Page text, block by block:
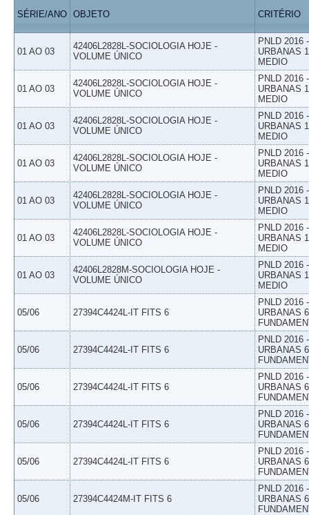
SÉRIE/ANO OBJETO CRITÉRIO
01 AO 03
42406L2828L-SOCIOLOGIA HOJE -
VOLUME ÚNICO
PNLD 2016
URBANAS
MEDIO
01 AO 03
42406L2828L-SOCIOLOGIA HOJE -
VOLUME ÚNICO
PNLD 2016
URBANAS
MEDIO
01 AO 03
42406L2828L-SOCIOLOGIA HOJE -
VOLUME ÚNICO
PNLD 2016
URBANAS
MEDIO
01 AO 03
42406L2828L-SOCIOLOGIA HOJE -
VOLUME ÚNICO
PNLD 2016
URBANAS
MEDIO
01 AO 03
42406L2828L-SOCIOLOGIA HOJE -
VOLUME ÚNICO
PNLD 2016
URBANAS
MEDIO
01 AO 03
42406L2828L-SOCIOLOGIA HOJE -
VOLUME ÚNICO
PNLD 2016
URBANAS
MEDIO
01 AO 03
42406L2828M-SOCIOLOGIA HOJE -
VOLUME ÚNICO
PNLD 2016
URBANAS
MEDIO
05/06 27394C4424L-IT FITS 6
PNLD 2016
URBANAS
05/06 27394C4424L-IT FITS 6
PNLD 2016
URBANAS
05/06 27394C4424L-IT FITS 6
PNLD 2016
URBANAS
05/06 27394C4424L-IT FITS 6
PNLD 2016
URBANAS
05/06 27394C4424L-IT FITS 6
PNLD 2016
URBANAS
05/06 27394C4424M-IT FITS 6
PNLD 2016
URBANAS